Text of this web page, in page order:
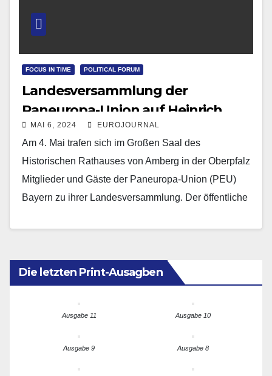
FOCUS IN TIME POLITICAL FORUM
Landesversammlung der
Paneuropa-Union auf Heinrich
Aigners Spuren
MAI 6, 2024 EUROJOURNAL
Am 4. Mai trafen sich im Großen Saal des
Historischen Rathauses von Amberg in der Oberpfalz
Mitglieder und Gäste der Paneuropa-Union (PEU)
Bayern zu ihrer Landesversammlung. Der öffentliche
Die letzten Print-Ausagben
Ausgabe 11 Ausgabe 10
Ausgabe 9 Ausgabe 8